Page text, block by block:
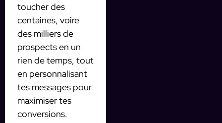
toucher des
centaines, voire
des milliers de
prospects en un
rien de temps, tout
en personnalisant
tes messages pour
maximiser tes
conversions.